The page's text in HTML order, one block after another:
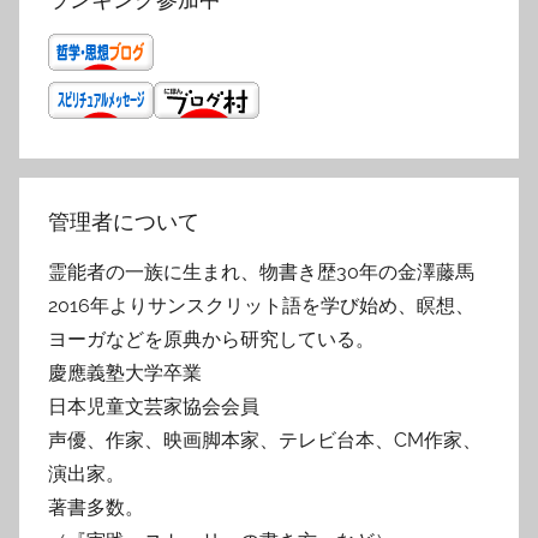
管理者について
霊能者の一族に生まれ、物書き歴30年の金澤藤馬
2016年よりサンスクリット語を学び始め、瞑想、
ヨーガなどを原典から研究している。
慶應義塾大学卒業
日本児童文芸家協会会員
声優、作家、映画脚本家、テレビ台本、CM作家、
演出家。
著書多数。